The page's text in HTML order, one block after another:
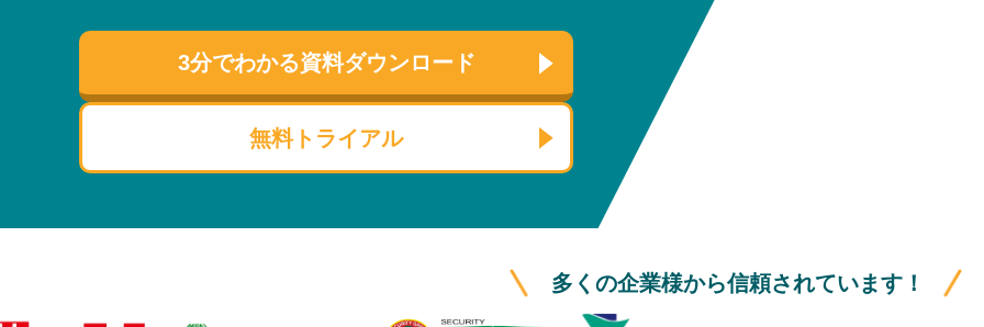
3分でわかる資料ダウンロード
無料トライアル
多くの企業様から信頼されています！